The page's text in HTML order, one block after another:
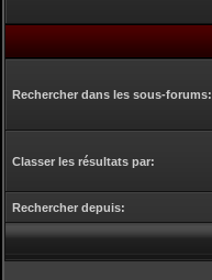
Rechercher dans les sous-forums:
Classer les résultats par:
Rechercher depuis: